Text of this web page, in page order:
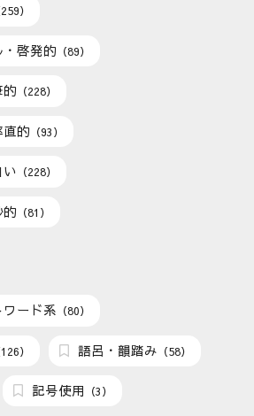
259）
啓発的 （89）
（228）
的 （93）
（228）
的 （81）
ード系 （80）
126） 語呂・韻踏み （58）
記号使用 （3）